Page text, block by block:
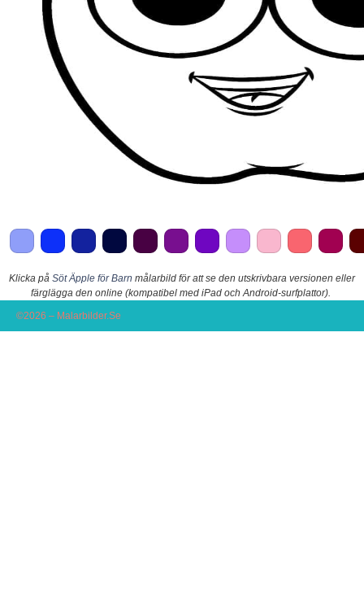
Klicka på Söt Äpple för Barn målarbild för att se den utskrivbara versionen eller
färglägga den online (kompatibel med iPad och Android-surfplattor).
©2026 – Malarbilder.Se